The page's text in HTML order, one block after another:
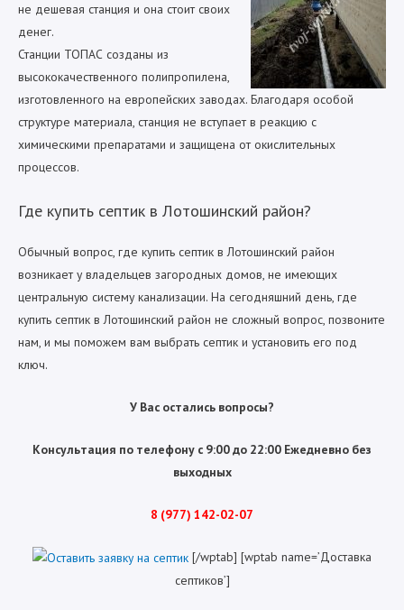
не дешевая станция и она стоит своих
денег.
Станции ТОПАС созданы из
высококачественного полипропилена,
изготовленного на европейских заводах. Благодаря особой
структуре материала, станция не вступает в реакцию с
химическими препаратами и защищена от окислительных
процессов.
Где купить септик в Лотошинский район?
Обычный вопрос, где купить септик в Лотошинский район
возникает у владельцев загородных домов, не имеющих
центральную систему канализации. На сегодняшний день, где
купить септик в Лотошинский район не сложный вопрос, позвоните
нам, и мы поможем вам выбрать септик и установить его под
ключ.
У Вас остались вопросы?
Консультация по телефону с 9:00 до 22:00 Ежедневно без
выходных
8 (977) 142-02-07
[/wptab] [wptab name=’Доставка
септиков’]